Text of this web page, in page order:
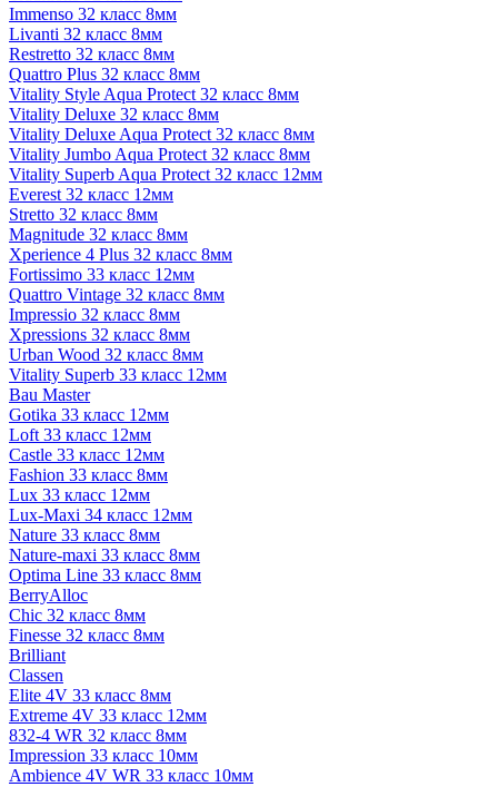
Immenso 32 класс 8мм
Livanti 32 класс 8мм
Restretto 32 класс 8мм
Quattro Plus 32 класс 8мм
Vitality Style Aqua Protect 32 класс 8мм
Vitality Deluxe 32 класс 8мм
Vitality Deluxe Aqua Protect 32 класс 8мм
Vitality Jumbo Aqua Protect 32 класс 8мм
Vitality Superb Aqua Protect 32 класс 12мм
Everest 32 класс 12мм
Stretto 32 класс 8мм
Magnitude 32 класс 8мм
Xperience 4 Plus 32 класс 8мм
Fortissimo 33 класс 12мм
Quattro Vintage 32 класс 8мм
Impressio 32 класс 8мм
Xpressions 32 класс 8мм
Urban Wood 32 класс 8мм
Vitality Superb 33 класс 12мм
Bau Master
Gotika 33 класс 12мм
Loft 33 класс 12мм
Castle 33 класс 12мм
Fashion 33 класс 8мм
Lux 33 класс 12мм
Lux-Maxi 34 класс 12мм
Nature 33 класс 8мм
Nature-maxi 33 класс 8мм
Optima Line 33 класс 8мм
BerryAlloc
Chic 32 класс 8мм
Finesse 32 класс 8мм
Brilliant
Classen
Elite 4V 33 класс 8мм
Extreme 4V 33 класс 12мм
832-4 WR 32 класс 8мм
Impression 33 класс 10мм
Ambience 4V WR 33 класс 10мм